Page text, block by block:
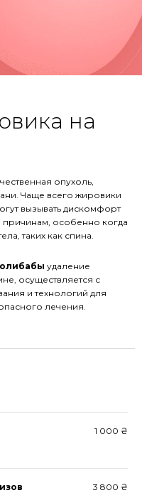
на
опухоль,
Чаще всего жировики
вызывать дискомфорт
причинам, особенно когда
таких как спина.
удаление
осуществляется с
и технологий для
лечения.
1 000 ₴
3 800 ₴